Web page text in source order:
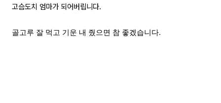
고슴도치 엄마가 되어버립니다.
골고루 잘 먹고 기운 내 줬으면 참 좋겠습니다.